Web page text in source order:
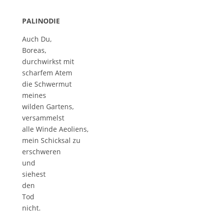
PALINODIE
Auch Du,
Boreas,
durchwirkst mit
scharfem Atem
die Schwermut
meines
wilden Gartens,
versammelst
alle Winde Aeoliens,
mein Schicksal zu
erschweren
und
siehest
den
Tod
nicht.